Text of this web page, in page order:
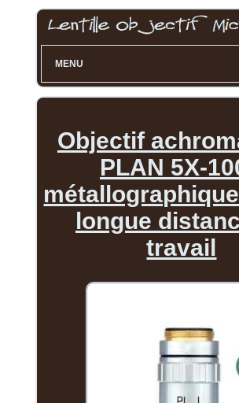
MENU
Objectif
PLAN 5X-
longue
travail